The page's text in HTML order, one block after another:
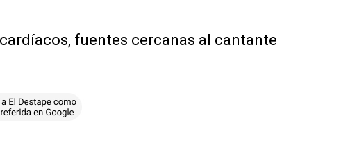
fuentes cercanas al cantante